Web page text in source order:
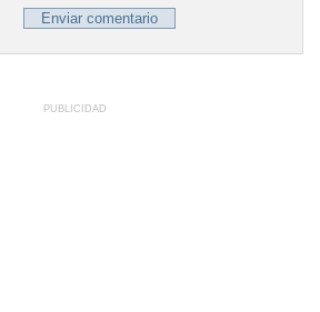
PUBLICIDAD